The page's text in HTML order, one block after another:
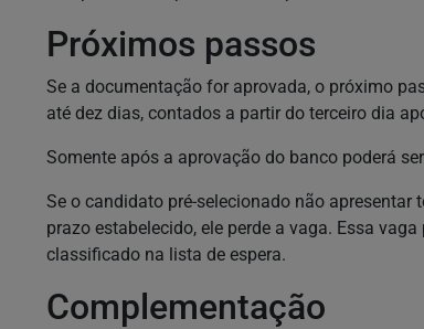
Próximos passos
Se a documentação for aprovada, o próximo
até dez dias, contados a partir do terceiro dia
Somente após a aprovação do banco poderá
Se o candidato pré-selecionado não
prazo estabelecido, ele perde a vaga. Essa
classificado na lista de espera.
Complementação